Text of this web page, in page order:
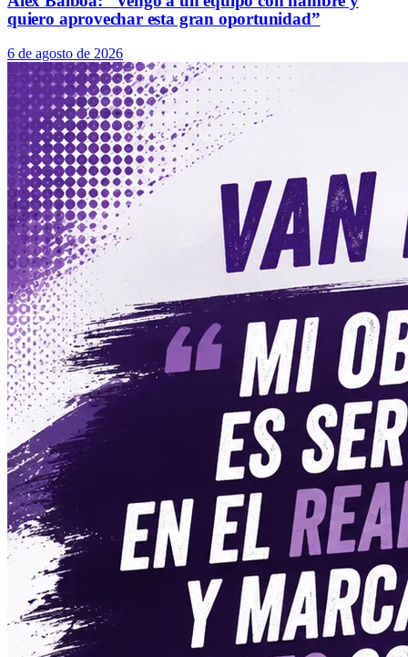
quiero aprovechar esta gran oportunidad”
6 de agosto de 2026